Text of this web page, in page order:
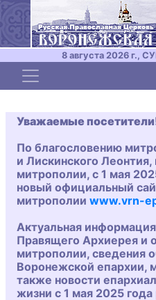
8 августа 2026 г.,
Toggle navigation
Уважаемые
По благословению
и Лискинского
митрополии, с 1 мая
новый официальный
митрополии www.vrn-
Актуальная
Правящего Архиерея и
митрополии, сведения
Воронежской епархии,
также новости
жизни с 1 мая 2025